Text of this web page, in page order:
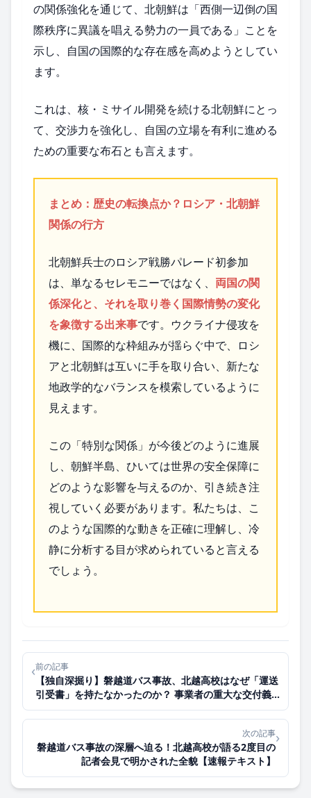
の関係強化を通じて、北朝鮮は「西側一辺倒の国
際秩序に異議を唱える勢力の一員である」ことを
示し、自国の国際的な存在感を高めようとしてい
ます。
これは、核・ミサイル開発を続ける北朝鮮にとっ
て、交渉力を強化し、自国の立場を有利に進める
ための重要な布石とも言えます。
まとめ：歴史の転換点か？ロシア・北朝鮮
関係の行方
北朝鮮兵士のロシア戦勝パレード初参加
は、単なるセレモニーではなく、 両国の関
係深化と、それを取り巻く国際情勢の変化
を象徴する出来事です。ウクライナ侵攻を
機に、国際的な枠組みが揺らぐ中で、ロシ
アと北朝鮮は互いに手を取り合い、新たな
地政学的なバランスを模索しているように
見えます。
この「特別な関係」が今後どのように進展
し、朝鮮半島、ひいては世界の安全保障に
どのような影響を与えるのか、引き続き注
視していく必要があります。私たちは、こ
のような国際的な動きを正確に理解し、冷
静に分析する目が求められていると言える
でしょう。
‹前の記事
【独自深掘り】磐越道バス事故、北越高校はなぜ「運送
引受書」を持たなかったのか？ 事業者の重大な交付義
務違反
次の記事
磐越道バス事故の深層へ迫る！北越高校が語る2度目の
記者会見で明かされた全貌【速報テキスト】
›